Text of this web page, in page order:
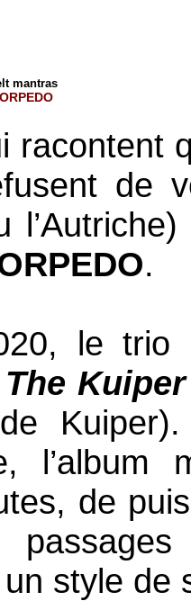
mantras
racontent
de
.
le trio
The
de
style de